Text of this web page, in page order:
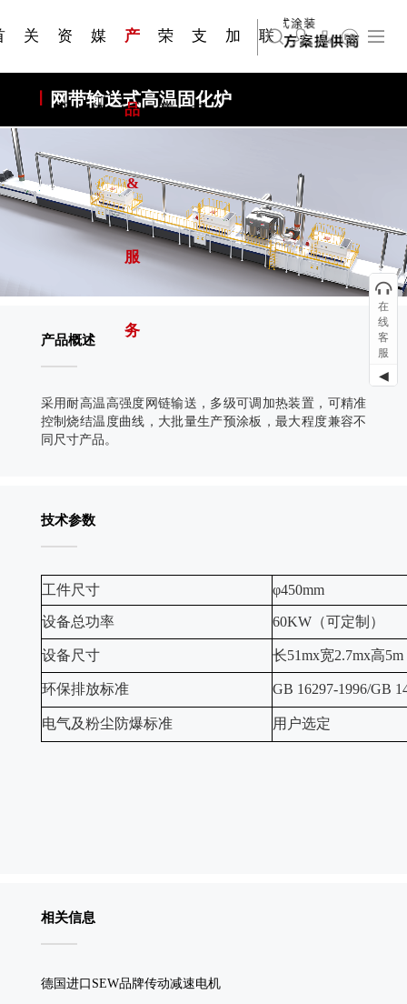
关
发展大事记
资
讯
媒
体
产
品
&
服
务
荣
誉
支
持
加
联
上海苏古德智能设备有限公司
English
网带输送式高温固化炉
产品概述
采用耐高温高强度网链输送，多级可调加热装置，可精准
控制烧结温度曲线，大批量生产预涂板，最大程度兼容不
同尺寸产品。
技术参数
工件尺寸 φ450mm
设备总功率 60KW（可定制）
设备尺寸 长51mx宽2.7mx高
环保排放标准 GB 16297-1996/GB
电气及粉尘防爆标准 用户选定
相关信息
德国进口SEW品牌传动减速电机
在
线
客
服
◀